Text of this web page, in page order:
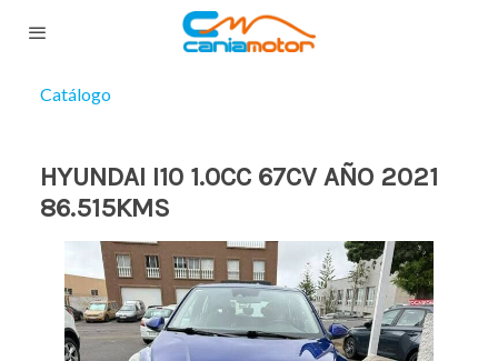
Catálogo
HYUNDAI I10 1.0CC 67CV AÑO 2021
86.515KMS